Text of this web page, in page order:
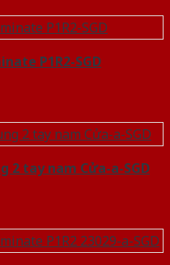
P1R2-SGD
2 tay nam Cửa-a-SGD